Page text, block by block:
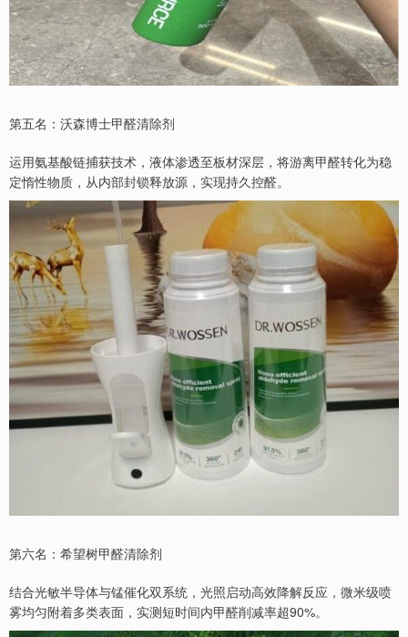
第五名：沃森博士甲醛清除剂
运用氨基酸链捕获技术，液体渗透至板材深层，将游离甲醛转化为稳
定惰性物质，从内部封锁释放源，实现持久控醛。
第六名：希望树甲醛清除剂
结合光敏半导体与锰催化双系统，光照启动高效降解反应，微米级喷
雾均匀附着多类表面，实测短时间内甲醛削减率超90%。